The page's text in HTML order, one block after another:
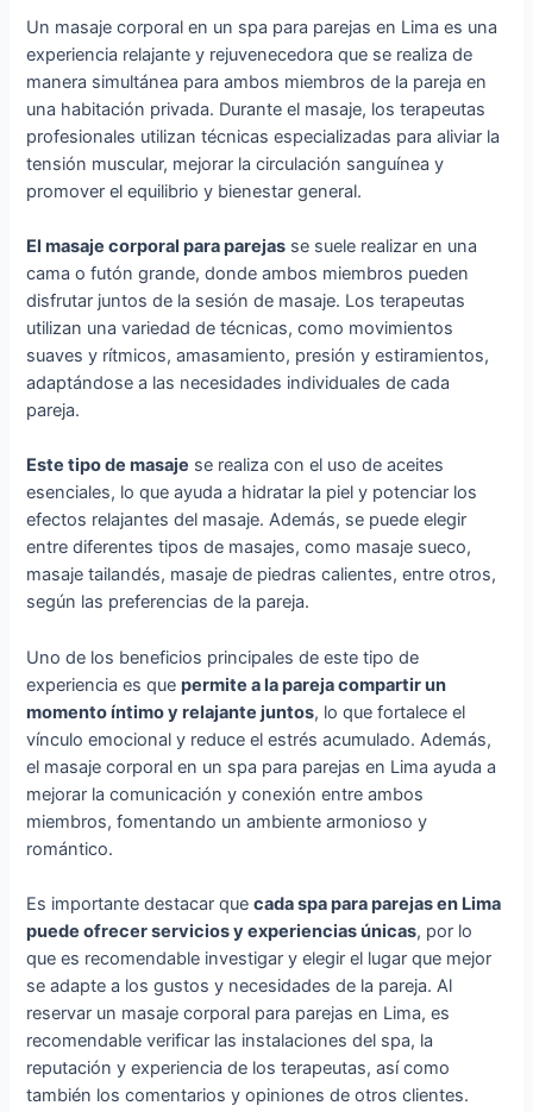
Un masaje corporal en un spa para parejas en Lima es una
experiencia relajante y rejuvenecedora que se realiza de
manera simultánea para ambos miembros de la pareja en
una habitación privada. Durante el masaje, los terapeutas
profesionales utilizan técnicas especializadas para aliviar la
tensión muscular, mejorar la circulación sanguínea y
promover el equilibrio y bienestar general.
El masaje corporal para parejas se suele realizar en una
cama o futón grande, donde ambos miembros pueden
disfrutar juntos de la sesión de masaje. Los terapeutas
utilizan una variedad de técnicas, como movimientos
suaves y rítmicos, amasamiento, presión y estiramientos,
adaptándose a las necesidades individuales de cada
pareja.
Este tipo de masaje se realiza con el uso de aceites
esenciales, lo que ayuda a hidratar la piel y potenciar los
efectos relajantes del masaje. Además, se puede elegir
entre diferentes tipos de masajes, como masaje sueco,
masaje tailandés, masaje de piedras calientes, entre otros,
según las preferencias de la pareja.
Uno de los beneficios principales de este tipo de
experiencia es quepermite a la pareja compartir un
momento íntimo y relajante juntos, lo que fortalece el
vínculo emocional y reduce el estrés acumulado. Además,
el masaje corporal en un spa para parejas en Lima ayuda a
mejorar la comunicación y conexión entre ambos
miembros, fomentando un ambiente armonioso y
romántico.
Es importante destacar quecada spa para parejas en Lima
puede ofrecer servicios y experiencias únicas, por lo
que es recomendable investigar y elegir el lugar que mejor
se adapte a los gustos y necesidades de la pareja. Al
reservar un masaje corporal para parejas en Lima, es
recomendable verificar las instalaciones del spa, la
reputación y experiencia de los terapeutas, así como
también los comentarios y opiniones de otros clientes.